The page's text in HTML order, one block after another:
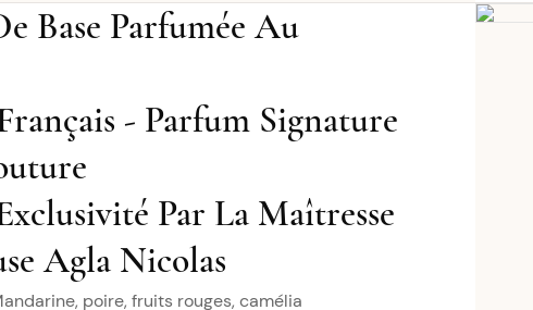
Base Parfumée Au
- Parfum Signature
Par La Maîtresse
Agla Nicolas
poire, fruits rouges, camélia